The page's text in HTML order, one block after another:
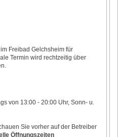
Freibad Gelchsheim für
Termin wird rechtzeitig über
von 13:00 - 20:00 Uhr, Sonn- u.
Sie vorher auf der Betreiber
Öffnungszeiten